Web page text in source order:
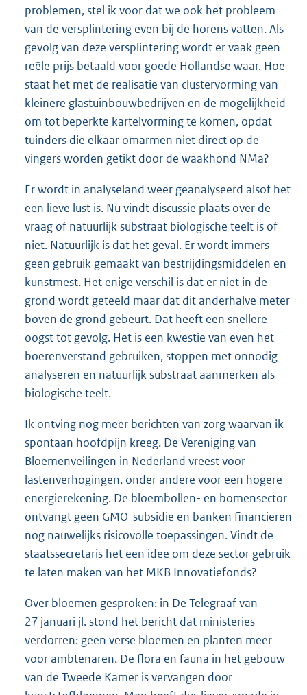
problemen, stel ik voor dat we ook het probleem
van de versplintering even bij de horens vatten. Als
gevolg van deze versplintering wordt er vaak geen
reële prijs betaald voor goede Hollandse waar. Hoe
staat het met de realisatie van clustervorming van
kleinere glastuinbouwbedrijven en de mogelijkheid
om tot beperkte kartelvorming te komen, opdat
tuinders die elkaar omarmen niet direct op de
vingers worden getikt door de waakhond NMa?
Er wordt in analyseland weer geanalyseerd alsof het
een lieve lust is. Nu vindt discussie plaats over de
vraag of natuurlijk substraat biologische teelt is of
niet. Natuurlijk is dat het geval. Er wordt immers
geen gebruik gemaakt van bestrijdingsmiddelen en
kunstmest. Het enige verschil is dat er niet in de
grond wordt geteeld maar dat dit anderhalve meter
boven de grond gebeurt. Dat heeft een snellere
oogst tot gevolg. Het is een kwestie van even het
boerenverstand gebruiken, stoppen met onnodig
analyseren en natuurlijk substraat aanmerken als
biologische teelt.
Ik ontving nog meer berichten van zorg waarvan ik
spontaan hoofdpijn kreeg. De Vereniging van
Bloemenveilingen in Nederland vreest voor
lastenverhogingen, onder andere voor een hogere
energierekening. De bloembollen- en bomensector
ontvangt geen GMO-subsidie en banken financieren
nog nauwelijks risicovolle toepassingen. Vindt de
staatssecretaris het een idee om deze sector gebruik
te laten maken van het MKB Innovatiefonds?
Over bloemen gesproken: in De Telegraaf van
27 januari jl. stond het bericht dat ministeries
verdorren: geen verse bloemen en planten meer
voor ambtenaren. De flora en fauna in het gebouw
van de Tweede Kamer is vervangen door